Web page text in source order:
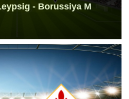
- Borussiya M